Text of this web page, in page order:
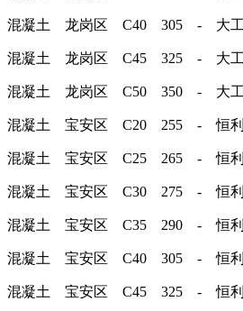
混凝土 龙岗区 C40 305 - 大
混凝土 龙岗区 C45 325 - 大
混凝土 龙岗区 C50 350 - 大
混凝土 宝安区 C20 255 - 恒
混凝土 宝安区 C25 265 - 恒
混凝土 宝安区 C30 275 - 恒
混凝土 宝安区 C35 290 - 恒
混凝土 宝安区 C40 305 - 恒
混凝土 宝安区 C45 325 - 恒